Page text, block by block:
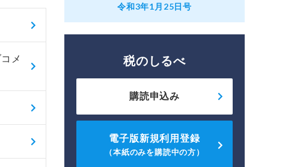
メ
令和3年1月25日号
税のしるべ
購読申込み
電子版新規利用登録
（本紙のみを購読中の方）